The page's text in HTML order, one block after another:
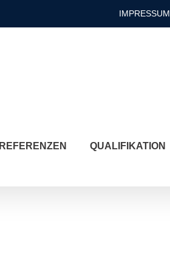
IMPRESSUM
REFERENZEN QUALIFIKATION